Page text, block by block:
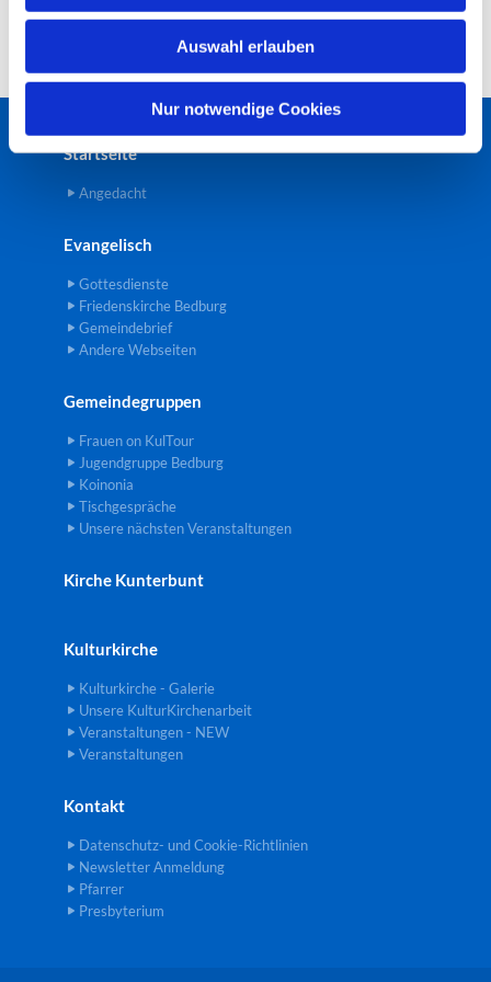
l
Auswahl erlauben
Nur notwendige Cookies
Startseite
Angedacht
Evangelisch
Gottesdienste
Friedenskirche Bedburg
Gemeindebrief
Andere Webseiten
Gemeindegruppen
Frauen on KulTour
Jugendgruppe Bedburg
Koinonia
Tischgespräche
Unsere nächsten Veranstaltungen
Kirche Kunterbunt
Kulturkirche
Kulturkirche - Galerie
Unsere KulturKirchenarbeit
Veranstaltungen - NEW
Veranstaltungen
Kontakt
Datenschutz- und Cookie-Richtlinien
Newsletter Anmeldung
Pfarrer
Presbyterium